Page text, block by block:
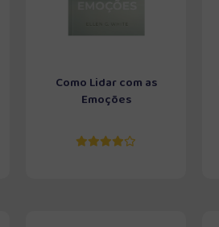
Como Lidar com as
Emoções